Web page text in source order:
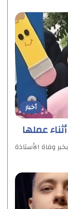
أخبار
عملها
وفاة الأستاذة